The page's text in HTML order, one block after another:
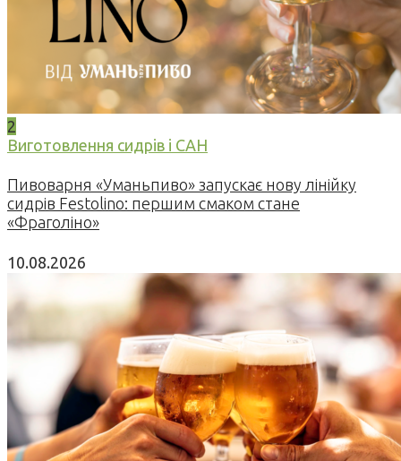
2
Виготовлення сидрів і САН
Пивоварня «Уманьпиво» запускає нову лінійку
сидрів Festolino: першим смаком стане
«Фраголіно»
10.08.2026